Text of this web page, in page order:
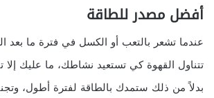
أفضل مصدر للطاقة
عندما تشعر بالتعب أو الكسل في فترة ما بعد
تتناول القهوة كي تستعيد نشاطك، ما عليك إلا
بدلاً من ذلك ستمدك بالطاقة لفترة أطول،